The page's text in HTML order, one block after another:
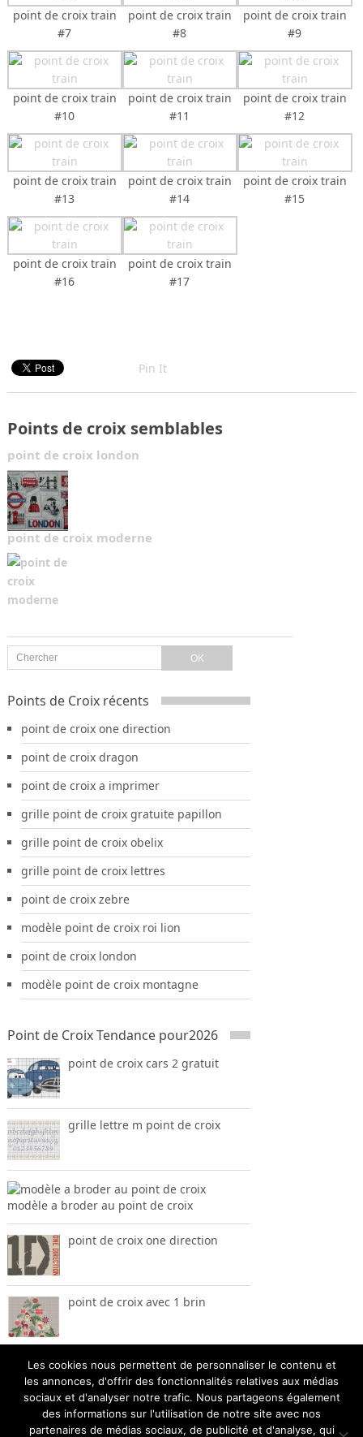
point de croix train
#7
point de croix train
#8
point de croix train
#9
point de croix train
#10
point de croix train
#11
point de croix train
#12
point de croix train
#13
point de croix train
#14
point de croix train
#15
point de croix train
#16
point de croix train
#17
Pin It
Points de croix semblables
point de croix london
point de croix moderne
Points de Croix récents
point de croix one direction
point de croix dragon
point de croix a imprimer
grille point de croix gratuite papillon
grille point de croix obelix
grille point de croix lettres
point de croix zebre
modèle point de croix roi lion
point de croix london
modèle point de croix montagne
Point de Croix Tendance pour2026
point de croix cars 2 gratuit
grille lettre m point de croix
modèle a broder au point de croix
point de croix one direction
point de croix avec 1 brin
Les cookies nous permettent de personnaliser le contenu et
les annonces, d'offrir des fonctionnalités relatives aux médias
sociaux et d'analyser notre trafic. Nous partageons également
des informations sur l'utilisation de notre site avec nos
partenaires de médias sociaux, de publicité et d'analyse, qui